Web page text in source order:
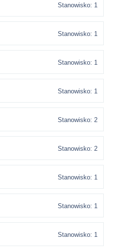
Stanowisko: 1
Stanowisko: 1
Stanowisko: 1
Stanowisko: 1
Stanowisko: 2
Stanowisko: 2
Stanowisko: 1
Stanowisko: 1
Stanowisko: 1